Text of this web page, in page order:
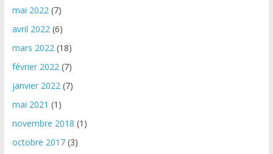
mai 2022 (7)
avril 2022 (6)
mars 2022 (18)
février 2022 (7)
janvier 2022 (7)
mai 2021 (1)
novembre 2018 (1)
octobre 2017(3)